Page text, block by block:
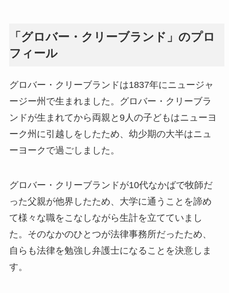
「グロバー・クリーブランド」のプロ
フィール
グロバー・クリーブランドは1837年にニュージャ
ージー州で生まれました。グロバー・クリーブラ
ンドが生まれてから両親と9人の子どもはニューヨ
ーク州に引越しをしたため、幼少期の大半はニュ
ーヨークで過ごしました。
グロバー・クリーブランドが10代なかばで牧師だ
った父親が他界したため、大学に通うことを諦め
て様々な職をこなしながら生計を立てていまし
た。そのなかのひとつが法律事務所だったため、
自らも法律を勉強し弁護士になることを決意しま
す。